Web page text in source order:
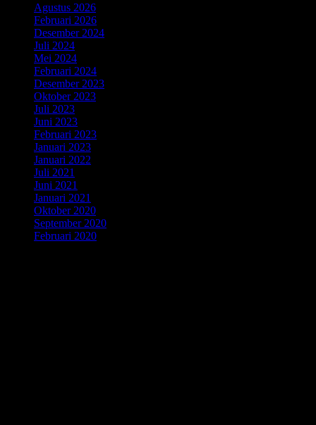
Agustus 2026
Februari 2026
Desember 2024
Juli 2024
Mei 2024
Februari 2024
Desember 2023
Oktober 2023
Juli 2023
Juni 2023
Februari 2023
Januari 2023
Januari 2022
Juli 2021
Juni 2021
Januari 2021
Oktober 2020
September 2020
Februari 2020